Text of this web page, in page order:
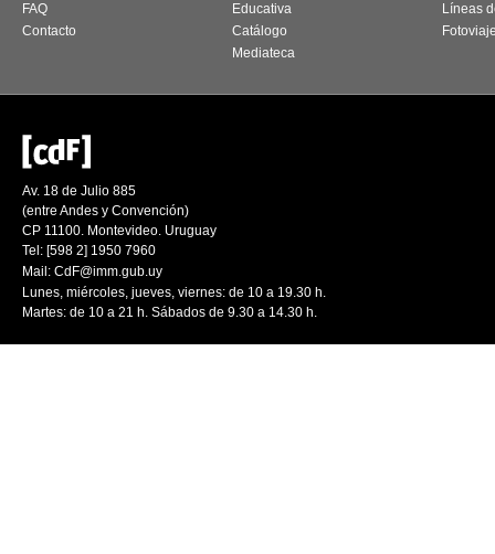
FAQ
Contacto
Educativa
Catálogo
Mediateca
Líneas
Av. 18 de Julio 885
(entre Andes y Convención)
CP 11100. Montevideo. Uruguay
Tel: [598 2] 1950 7960
Mail: CdF@imm.gub.uy
Lunes, miércoles, jueves, viernes: de 10 a 19.30 h.
Martes: de 10 a 21 h. Sábados de 9.30 a 14.30 h.